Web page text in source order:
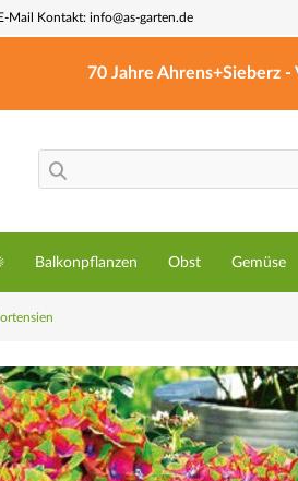
Mail Kontakt: info@as-garten.de
70 Jahre Ahrens+Sieberz
Balkonpflanzen Obst Gemüse